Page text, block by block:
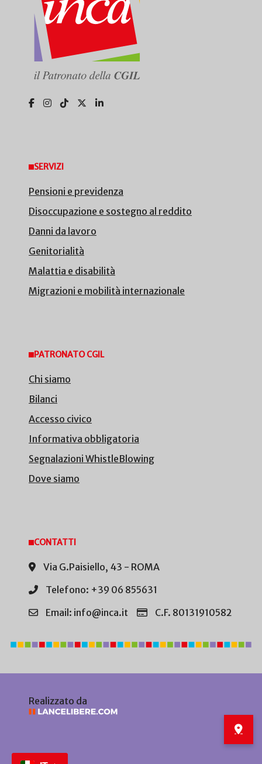
SERVIZI
Pensioni e previdenza
Disoccupazione e sostegno al reddito
Danni da lavoro
Genitorialità
Malattia e disabilità
Migrazioni e mobilità internazionale
PATRONATO CGIL
Chi siamo
Bilanci
Accesso civico
Informativa obbligatoria
Segnalazioni WhistleBlowing
Dove siamo
CONTATTI
Via G.Paisiello, 43 - ROMA
Telefono: +39 06 855631
Email: info@inca.it
C.F. 80131910582
Realizzato da